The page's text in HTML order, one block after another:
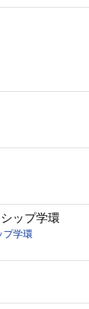
ップ学環
プ学環